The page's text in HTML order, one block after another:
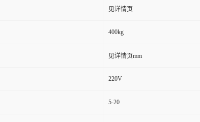
见详情页
400kg
见详情页mm
220V
5-20